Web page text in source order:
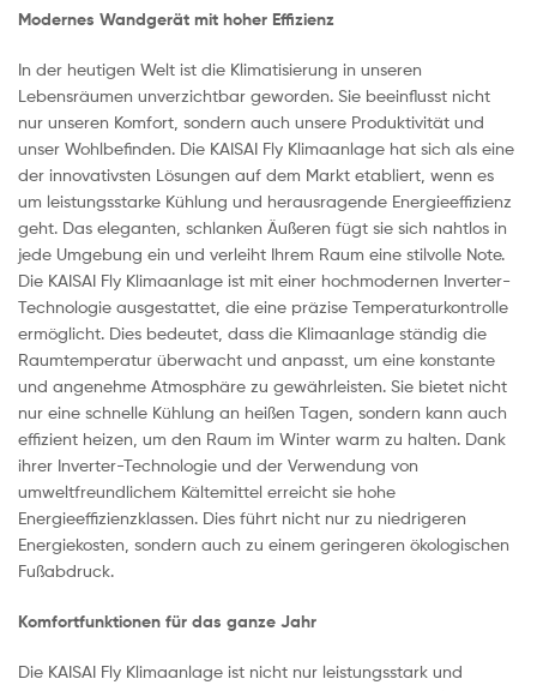
Modernes Wandgerät mit hoher Effizienz
In der heutigen Welt ist die Klimatisierung in unseren
Lebensräumen unverzichtbar geworden. Sie beeinflusst nicht
nur unseren Komfort, sondern auch unsere Produktivität und
unser Wohlbefinden. Die KAISAI Fly Klimaanlage hat sich als eine
der innovativsten Lösungen auf dem Markt etabliert, wenn es
um leistungsstarke Kühlung und herausragende Energieeffizienz
geht. Das eleganten, schlanken Äußeren fügt sie sich nahtlos in
jede Umgebung ein und verleiht Ihrem Raum eine stilvolle Note.
Die KAISAI Fly Klimaanlage ist mit einer hochmodernen Inverter-
Technologie ausgestattet, die eine präzise Temperaturkontrolle
ermöglicht. Dies bedeutet, dass die Klimaanlage ständig die
Raumtemperatur überwacht und anpasst, um eine konstante
und angenehme Atmosphäre zu gewährleisten. Sie bietet nicht
nur eine schnelle Kühlung an heißen Tagen, sondern kann auch
effizient heizen, um den Raum im Winter warm zu halten. Dank
ihrer Inverter-Technologie und der Verwendung von
umweltfreundlichem Kältemittel erreicht sie hohe
Energieeffizienzklassen. Dies führt nicht nur zu niedrigeren
Energiekosten, sondern auch zu einem geringeren ökologischen
Fußabdruck.
Komfortfunktionen für das ganze Jahr
Die KAISAI Fly Klimaanlage ist nicht nur leistungsstark und